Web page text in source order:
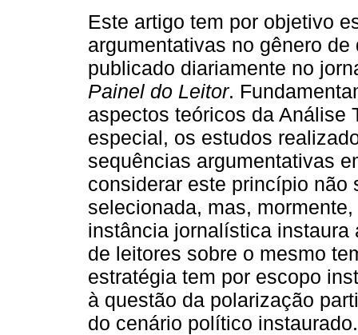
Este artigo tem por objetivo
argumentativas no gênero
publicado diariamente no
Painel do Leitor.
aspectos teóricos da Análise
especial, os estudos
sequências argumentativas
considerar este princípio não
selecionada, mas,
instância jornalística instaura
de leitores sobre o mesmo
estratégia tem por escopo
à questão da polarização
do cenário político instaurado.